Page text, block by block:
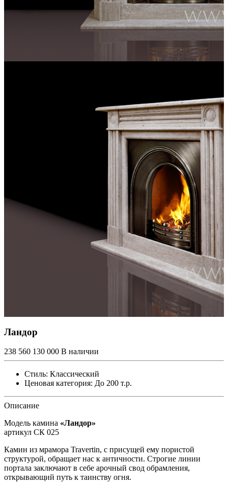
Ландор
238 560 130 000 В наличии
Стиль: Классический
Ценовая категория: До 200 т.р.
Описание
Модель камина «Ландор»
артикул СК 025
Камин из мрамора Travertin, с присущей ему пористой
структурой, обращает нас к античности. Строгие линии
портала заключают в себе арочный свод обрамления,
открывающий путь к таинству огня.